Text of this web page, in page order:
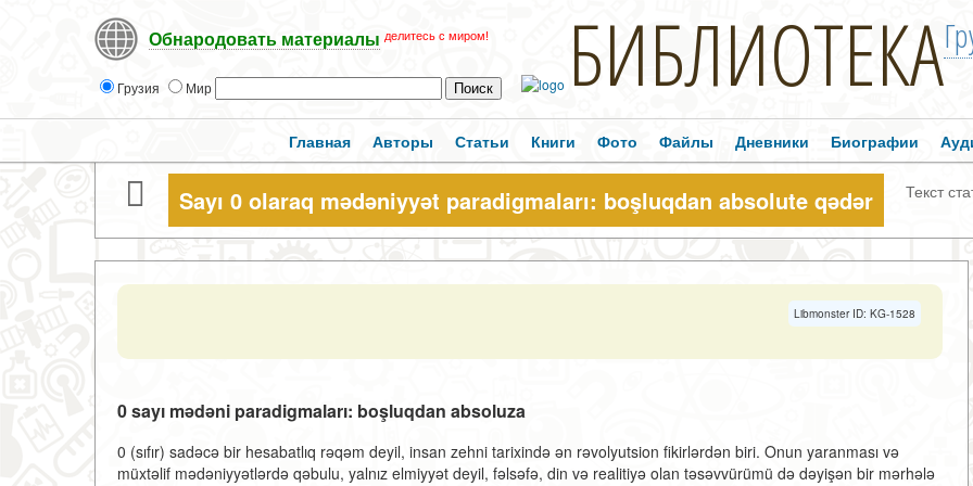
Обнародовать материалы делитесь с миром!
Грузия Мир БИБЛИОТЕКА
Главная Авторы Статьи Книги Фото Файлы Дневники Биографии
Sayı 0 olaraq mədəniyyət paradigmaları: boşluqdan absolute qədər Текст
Libmonster ID: KG-1528
0 sayı mədəni paradigmaları: boşluqdan absoluza
0 (sıfır) sadəcə bir hesabatlıq rəqəm deyil, insan zehni tarixində ən rəvolyutsion fikirlərdən biri. Onun yaranması və
müxtəlif mədəniyyətlərdə qəbulu, yalnız elmiyyət deyil, fəlsəfə, din və realitiyə olan təsəvvürümü də dəyişən bir mərhələ